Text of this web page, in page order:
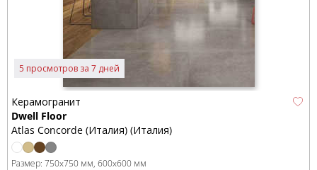
5 просмотров за 7 дней
Керамогранит
Dwell Floor
Atlas Concorde (Италия) (Италия)
Размер: 750x750 мм 600x600 мм